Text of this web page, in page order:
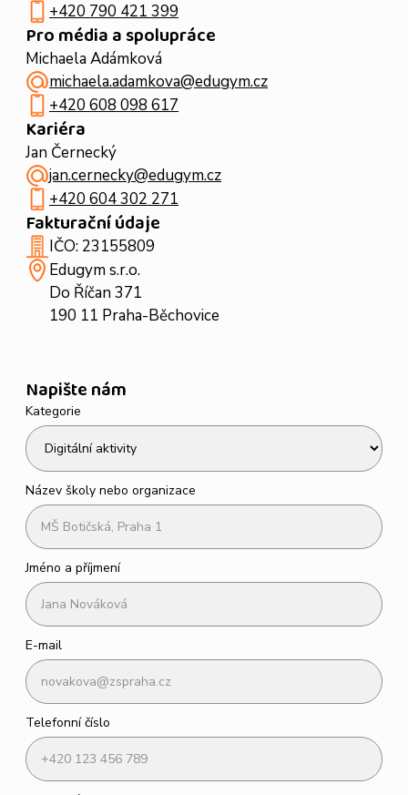
+420 790 421 399
Pro média a spolupráce
Michaela Adámková
michaela.adamkova@edugym.cz
+420 608 098 617
Kariéra
Jan Černecký
jan.cernecky@edugym.cz
+420 604 302 271
Fakturační údaje
IČO: 23155809
Edugym s.r.o.
Do Říčan 371
190 11 Praha-Běchovice
Napište nám
Kategorie
Název školy nebo organizace
Jméno a příjmení
E-mail
Telefonní číslo